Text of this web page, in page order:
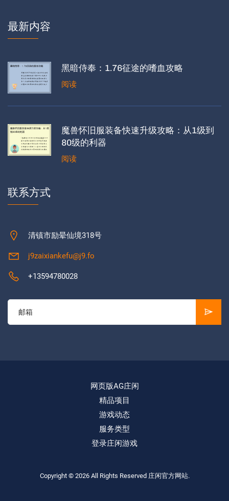
最新内容
黑暗侍奉：1.76征途的嗜血攻略
阅读
魔兽怀旧服装备快速升级攻略：从1级到
80级的利器
阅读
联系方式
清镇市励晕仙境318号
j9zaixiankefu@j9.fo
+13594780028
网页版AG庄闲
精品项目
游戏动态
服务类型
登录庄闲游戏
Copyright © 2026 All Rights Reserved 庄闲官方网站.